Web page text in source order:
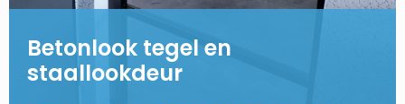
Betonlook tegel en
staallookdeur